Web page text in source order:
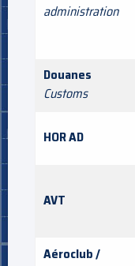
administration
Douanes
Customs
HOR AD
AVT
Aéroclub /